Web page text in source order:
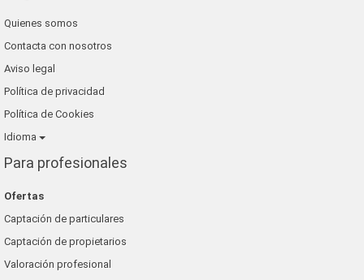
Quienes somos
Contacta con nosotros
Aviso legal
Política de privacidad
Política de Cookies
Idioma
Para profesionales
Ofertas
Captación de particulares
Captación de propietarios
Valoración profesional